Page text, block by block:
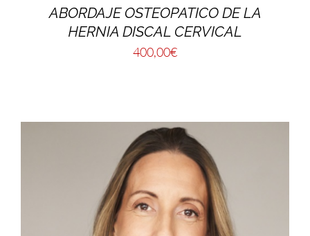
ABORDAJE OSTEOPATICO DE LA
HERNIA DISCAL CERVICAL
400,00€